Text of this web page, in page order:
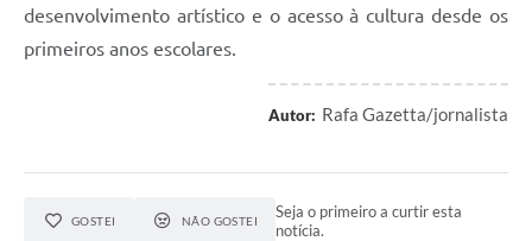
desenvolvimento artístico e o acesso à cultura desde os
primeiros anos escolares.
Autor: Rafa Gazetta/jornalista
GOSTEI NÃO GOSTEI
Seja o primeiro a curtir esta
notícia.